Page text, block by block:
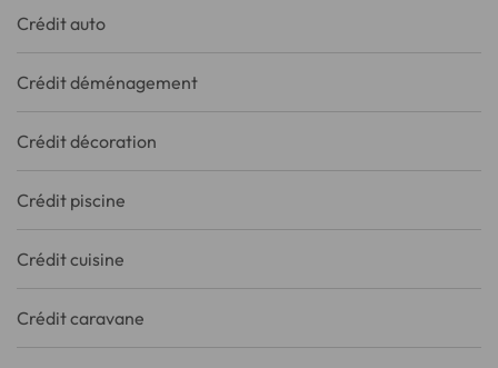
Crédit auto
Crédit déménagement
Crédit décoration
Crédit piscine
Crédit cuisine
Crédit caravane